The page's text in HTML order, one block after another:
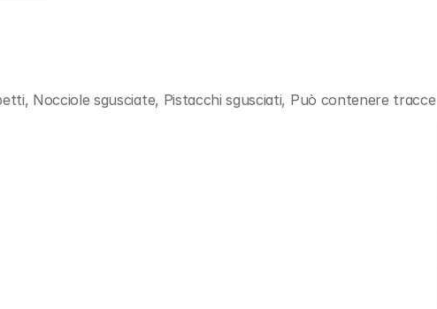
Nocciole sgusciate, Pistacchi sgusciati, Può contenere tracce